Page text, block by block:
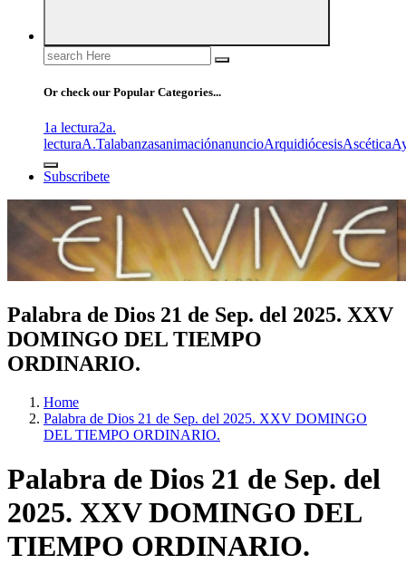
Search
for:
Or check our Popular Categories...
1a lectura2a.
lecturaA.TalabanzasanimaciónanuncioArquidiócesisAscética
Subscribete
Palabra de Dios 21 de Sep. del 2025. XXV
DOMINGO DEL TIEMPO
ORDINARIO.
Home
Palabra de Dios 21 de Sep. del 2025. XXV DOMINGO
DEL TIEMPO ORDINARIO.
Palabra de Dios 21 de Sep. del
2025. XXV DOMINGO DEL
TIEMPO ORDINARIO.